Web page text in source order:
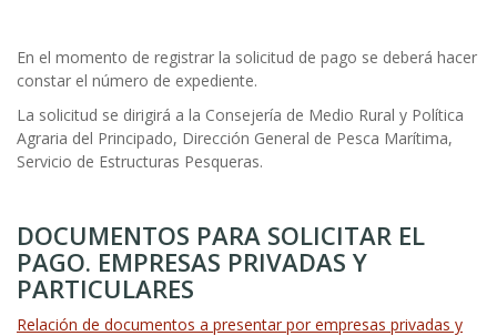
En el momento de registrar la solicitud de pago se deberá hacer
constar el número de expediente.
La solicitud se dirigirá a la Consejería de Medio Rural y Política
Agraria del Principado, Dirección General de Pesca Marítima,
Servicio de Estructuras Pesqueras.
DOCUMENTOS PARA SOLICITAR EL
PAGO. EMPRESAS PRIVADAS Y
PARTICULARES
Relación de documentos a presentar por empresas privadas y